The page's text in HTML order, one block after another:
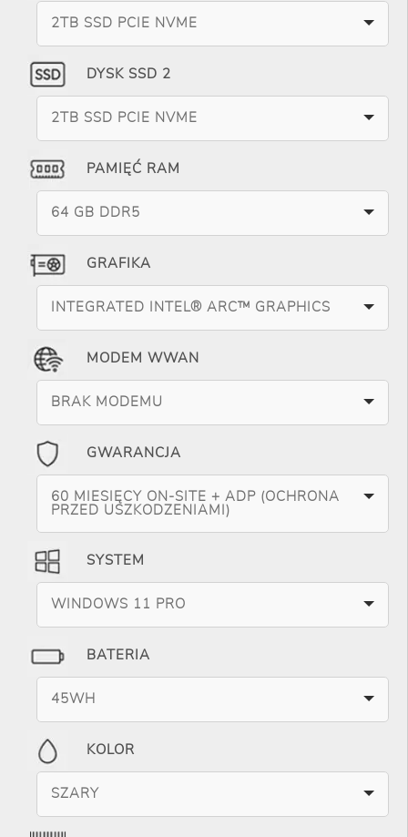
2TB SSD PCIE NVME
DYSK SSD 2
2TB SSD PCIE NVME
PAMIĘĆ RAM
64 GB DDR5
GRAFIKA
INTEGRATED INTEL® ARC™ GRAPHICS
MODEM WWAN
BRAK MODEMU
GWARANCJA
60 MIESIĘCY ON-SITE + ADP (OCHRONA
PRZED USZKODZENIAMI)
SYSTEM
WINDOWS 11 PRO
BATERIA
45WH
KOLOR
SZARY